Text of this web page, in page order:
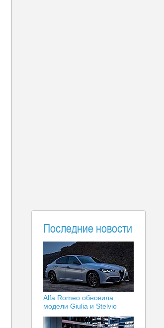
Последние новости
Alfa Romeo обновила
модели Giulia и Stelvio